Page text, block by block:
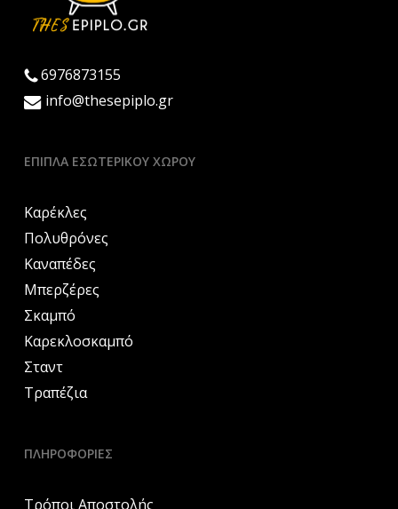
6976873155
info@thesepiplo.gr
ΈΠΙΠΛΑ ΕΣΩΤΕΡΙΚΟΎ ΧΏΡΟΥ
Καρέκλες
Πολυθρόνες
Καναπέδες
Μπερζέρες
Σκαμπό
Καρεκλοσκαμπό
Σταντ
Τραπέζια
ΠΛΗΡΟΦΟΡΙΕΣ
Τρόποι Αποστολής